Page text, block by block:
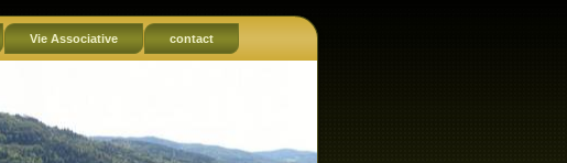
Vie Associative contact